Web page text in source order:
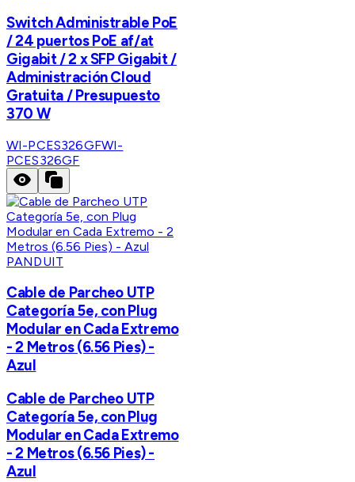
Switch Administrable PoE
/ 24 puertos PoE af/at
Gigabit / 2 x SFP Gigabit /
Administración Cloud
Gratuita / Presupuesto
370 W
WI-PCES326GFWI-
PCES326GF
PANDUIT
Cable de Parcheo UTP
Categoría 5e, con Plug
Modular en Cada Extremo
- 2 Metros (6.56 Pies) -
Azul
Cable de Parcheo UTP
Categoría 5e, con Plug
Modular en Cada Extremo
- 2 Metros (6.56 Pies) -
Azul